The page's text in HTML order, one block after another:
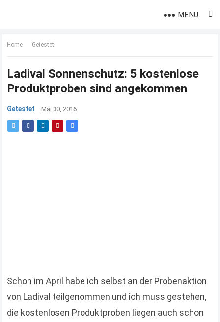
MENU
Home Getestet
Ladival Sonnenschutz: 5 kostenlose
Produktproben sind angekommen
Getestet Mai 30, 2016
Schon im April habe ich selbst an der Probenaktion
von Ladival teilgenommen und ich muss gestehen,
die kostenlosen Produktproben liegen auch schon